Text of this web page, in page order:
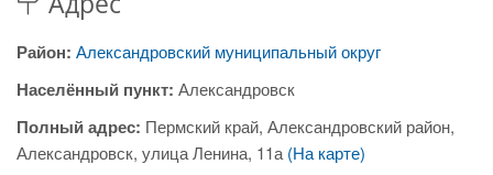
Район: Александровский муниципальный округ
Населённый пункт: Александровск
Полный адрес: Пермский край, Александровский район,
Александровск, улица Ленина, 11а (На карте)